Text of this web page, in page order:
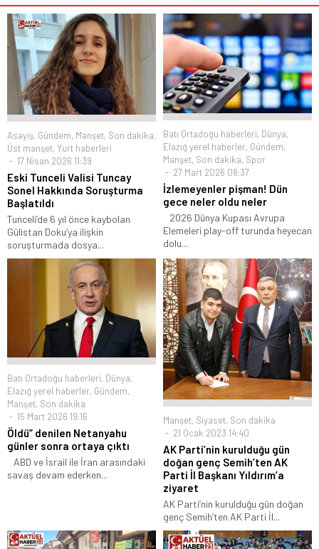
Asayiş, Gündem, Manşet, Son dakika,
Üst manşet, Yurt haberleri
17 Nisan 2026 11:39
Eski Tunceli Valisi Tuncay
Sonel Hakkında Soruşturma
Başlatıldı
Tunceli’de 6 yıl önce kaybolan
Gülistan Doku’ya ilişkin
soruşturmada dosya...
Batı Ortadoğu haberleri, Dünya,
Elazığ yerel haberler, Gündem,
Manşet, Son dakika, Spor
27 Mart 2026 08:37
İzlemeyenler pişman! Dün
gece neler oldu neler
2026 Dünya Kupası Avrupa
Elemeleri play-off turunda heyecan
dolu...
Batı Ortadoğu haberleri, Dünya,
Elazığ yerel haberler, Gündem,
Manşet, Son dakika
15 Mart 2026 19:16
Öldü” denilen Netanyahu
günler sonra ortaya çıktı
ABD ve İsrail ile İran arasındaki
savaş devam ederken...
Manşet, Siyaset, Son dakika
21 Ocak 2023 14:40
AK Parti’nin kurulduğu gün
doğan genç Semih’ten AK
Parti İl Başkanı Yıldırım’a
ziyaret
AK Parti’nin kurulduğu gün doğan
genç Semih’ten AK Parti İl...